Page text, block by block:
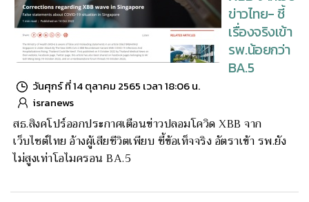
ข่าวไทย- ชี้
เรื่องจริงเข้า
รพ.น้อยกว่า
BA.5
วันศุกร์ ที่ 14 ตุลาคม 2565 เวลา 18:06 น.
isranews
สธ.สิงคโปร์ออกประกาศเตือนข่าวปลอมโควิด XBB จาก
เว็บไซต์ไทย อ้างผู้เสียชีวิตเพียบ ชี้ข้อเท็จจริง อัตราเข้า รพ.ยัง
ไม่สูงเท่าโอไมครอน BA.5